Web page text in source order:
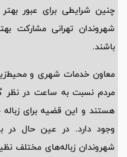
چنین شرایطی برای عبور
شهروندان تهرانی مشارکت
باشند.
معاون خدمات شهری و
مردم نسبت به ساعت در نظر
هستند و این قضیه برای زباله
وجود دارد. در عین حال در
شهروندان زباله‌های مختلف